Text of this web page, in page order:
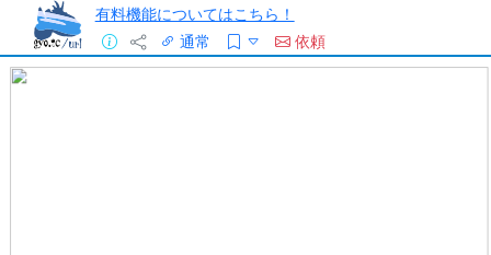
有料機能についてはこちら！
通常
依頼